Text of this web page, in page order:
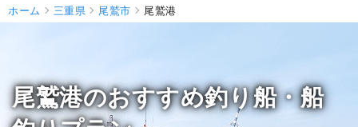
ホーム 三重県 尾鷲市 尾鷲港
尾鷲港のおすすめ釣り船・船